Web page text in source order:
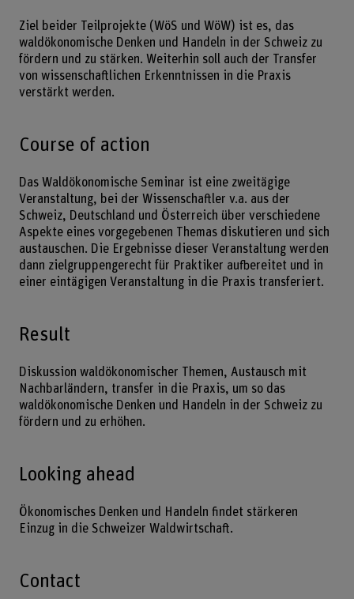
Ziel beider Teilprojekte (WöS und WöW) ist es, das
waldökonomische Denken und Handeln in der Schweiz zu
fördern und zu stärken. Weiterhin soll auch der Transfer
von wissenschaftlichen Erkenntnissen in die Praxis
verstärkt werden.
Course of action
Das Waldökonomische Seminar ist eine zweitägige
Veranstaltung, bei der Wissenschaftler v.a. aus der
Schweiz, Deutschland und Österreich über verschiedene
Aspekte eines vorgegebenen Themas diskutieren und sich
austauschen. Die Ergebnisse dieser Veranstaltung werden
dann zielgruppengerecht für Praktiker aufbereitet und in
einer eintägigen Veranstaltung in die Praxis transferiert.
Result
Diskussion waldökonomischer Themen, Austausch mit
Nachbarländern, transfer in die Praxis, um so das
waldökonomische Denken und Handeln in der Schweiz zu
fördern und zu erhöhen.
Looking ahead
Ökonomisches Denken und Handeln findet stärkeren
Einzug in die Schweizer Waldwirtschaft.
Contact